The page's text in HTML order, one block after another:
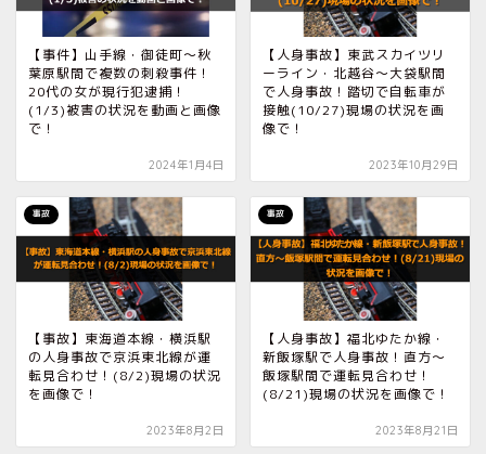
【事件】山手線・御徒町〜秋
葉原駅間で複数の刺殺事件！
20代の女が現行犯逮捕！
(1/3)被害の状況を動画と画像
で！
2024年1月4日
【人身事故】東武スカイツリ
ーライン・北越谷〜大袋駅間
で人身事故！踏切で自転車が
接触(10/27)現場の状況を画
像で！
2023年10月29日
事故
【事故】東海道本線・横浜駅
の人身事故で京浜東北線が運
転見合わせ！(8/2)現場の状況
を画像で！
2023年8月2日
事故
【人身事故】福北ゆたか線・
新飯塚駅で人身事故！直方〜
飯塚駅間で運転見合わせ！
(8/21)現場の状況を画像で！
2023年8月21日